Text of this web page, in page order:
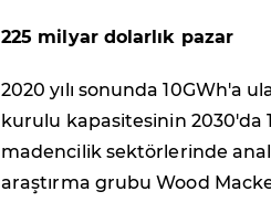
225 milyar dolarlık pazar
2020 yılı sonunda 10GWh'a
kurulu kapasitesinin 2030'da
madencilik sektörlerinde
araştırma grubu Wood